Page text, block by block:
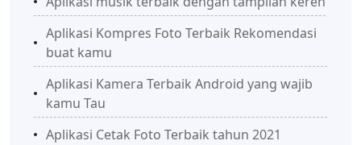
Aplikasi Kompres Foto Terbaik Rekomendasi
buat kamu
Aplikasi Kamera Terbaik Android yang wajib
kamu Tau
Aplikasi Cetak Foto Terbaik tahun 2021